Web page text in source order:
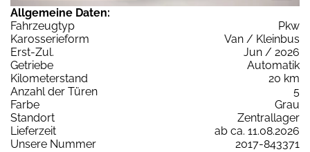
Allgemeine Daten:
Fahrzeugtyp
Pkw
Karosserieform
Van / Kleinbus
Erst-Zul.
Jun / 2026
Getriebe
Automatik
Kilometerstand
20 km
Anzahl der Türen
5
Farbe
Grau
Standort
Zentrallager
Lieferzeit
ab ca. 11.08.2026
Unsere Nummer
2017-843371